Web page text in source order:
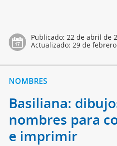
Publicado: 22 de abril de
Actualizado: 29 de
NOMBRES
Basiliana:
nombres para
e imprimir